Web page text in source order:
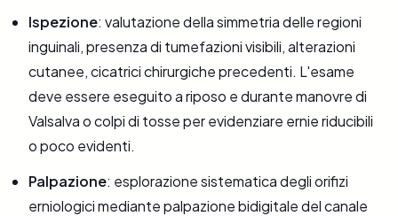
Ispezione: valutazione della simmetria delle regioni
inguinali, presenza di tumefazioni visibili, alterazioni
cutanee, cicatrici chirurgiche precedenti. L'esame
deve essere eseguito a riposo e durante manovre di
Valsalva o colpi di tosse per evidenziare ernie riducibili
o poco evidenti.
Palpazione: esplorazione sistematica degli orifizi
erniologici mediante palpazione bidigitale del canale